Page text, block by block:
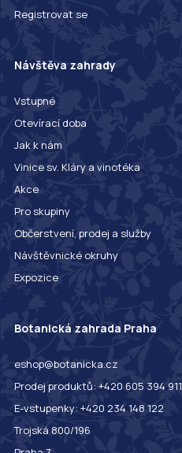
Registrovat se
Návštěva zahrady
Vstupné
Otevírací doba
Jak k nám
Vinice sv. Kláry a vinotéka
Akce
Pro skupiny
Občerstvení, prodej a služby
Návštěvnické okruhy
Expozice
Botanická zahrada Praha
eshop@botanicka.cz
Prodej produktů: +420 605 394 911
E-vstupenky: +420 234 148 122
Trojská 800/196